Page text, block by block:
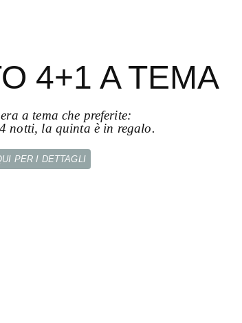
4+1 A TEMA
a tema che preferite:
notti, la quinta è in regalo.
PER I DETTAGLI